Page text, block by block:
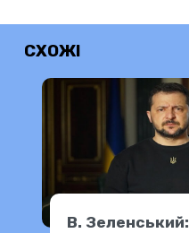
СХОЖІ
В. Зеленський: